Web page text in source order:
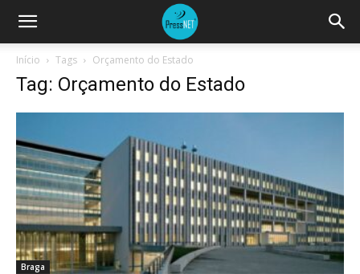
Início Tags Orçamento do Estado
Tag: Orçamento do Estado
Braga